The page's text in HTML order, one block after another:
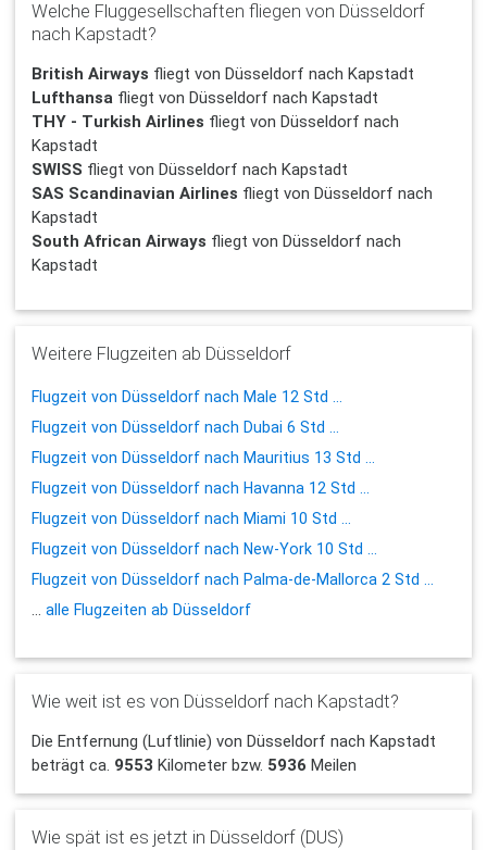
Welche Fluggesellschaften fliegen von Düsseldorf
nach Kapstadt?
British Airways fliegt von Düsseldorf nach Kapstadt
Lufthansa fliegt von Düsseldorf nach Kapstadt
THY - Turkish Airlines fliegt von Düsseldorf nach
Kapstadt
SWISS fliegt von Düsseldorf nach Kapstadt
SAS Scandinavian Airlines fliegt von Düsseldorf nach
Kapstadt
South African Airways fliegt von Düsseldorf nach
Kapstadt
Weitere Flugzeiten ab Düsseldorf
Flugzeit von Düsseldorf nach Male 12 Std ...
Flugzeit von Düsseldorf nach Dubai 6 Std ...
Flugzeit von Düsseldorf nach Mauritius 13 Std ...
Flugzeit von Düsseldorf nach Havanna 12 Std ...
Flugzeit von Düsseldorf nach Miami 10 Std ...
Flugzeit von Düsseldorf nach New-York 10 Std ...
Flugzeit von Düsseldorf nach Palma-de-Mallorca 2 Std ...
...alle Flugzeiten ab Düsseldorf
Wie weit ist es von Düsseldorf nach Kapstadt?
Die Entfernung (Luftlinie) von Düsseldorf nach Kapstadt
beträgt ca. 9553 Kilometer bzw. 5936 Meilen
Wie spät ist es jetzt in Düsseldorf (DUS)